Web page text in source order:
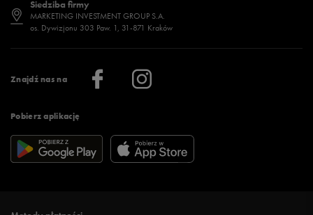
Znajdź nas na
Pobierz aplikację
Regulamin sklepu 50 style
Regulamin aplikacji 50 style
Więcej regulaminów >
Jak wybrać buty na zimę?
Więcej >
Stylizacje damskie
Sklepy stacjonarne
Klub 50 style
Praca
Informacje o firmie
Siedziba firmy
MARKETING INVESTMENT GROUP S.A.
os. Dywizjonu 303 Paw. 1, 31-871 Kraków